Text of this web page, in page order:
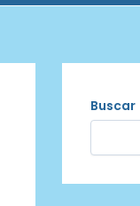
Buscar